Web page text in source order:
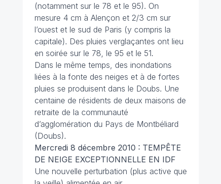
(notamment sur le 78 et le 95). On
mesure 4 cm à Alençon et 2/3 cm sur
l’ouest et le sud de Paris (y compris la
capitale). Des pluies verglaçantes ont lieu
en soirée sur le 78, le 95 et le 51.
Dans le même temps, des inondations
liées à la fonte des neiges et à de fortes
pluies se produisent dans le Doubs. Une
centaine de résidents de deux maisons de
retraite de la communauté
d’agglomération du Pays de Montbéliard
(Doubs).
Mercredi 8 décembre 2010 : TEMPÊTE
DE NEIGE EXCEPTIONNELLE EN IDF
Une nouvelle perturbation (plus active que